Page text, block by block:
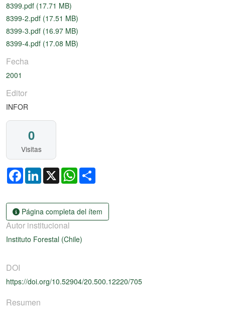
8399.pdf (17.71 MB)
8399-2.pdf (17.51 MB)
8399-3.pdf (16.97 MB)
8399-4.pdf (17.08 MB)
Fecha
2001
Editor
INFOR
0
Visitas
FacebookLinkedIn
X WhatsApp
Página completa del ítem
Autor institucional
Instituto Forestal (Chile)
DOI
https://doi.org/10.52904/20.500.12220/705
Resumen